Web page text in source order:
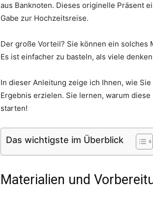
aus Banknoten. Dieses originelle Präsent
Gabe zur Hochzeitsreise.
Der große Vorteil? Sie können ein solches
Es ist einfacher zu basteln, als viele
In dieser Anleitung zeige ich Ihnen, wie
Ergebnis erzielen. Sie lernen, warum
starten!
Das wichtigste im Überblick
Materialien und